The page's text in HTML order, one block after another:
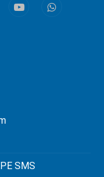
YoutubeWhatsapp
SMS